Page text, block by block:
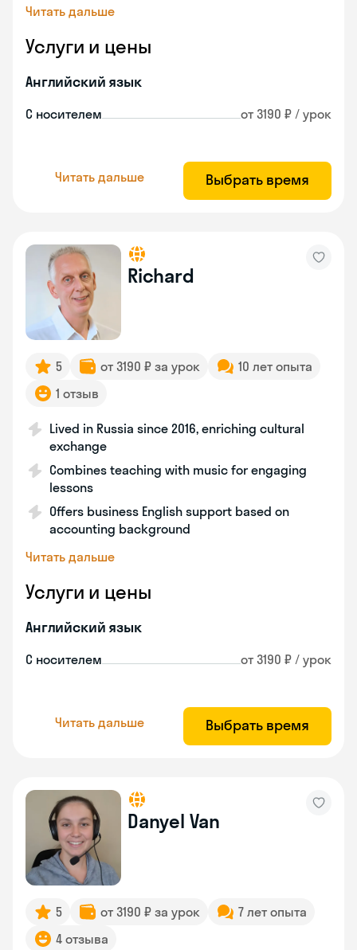
Читать дальше
Услуги и цены
Английский язык
С носителем от 3190 ₽ / урок
Читать дальше Выбрать время
Richard
5 от 3190 ₽ за урок
10 лет опыта
1 отзыв
Lived in Russia since 2016, enriching cultural
exchange
Combines teaching with music for engaging
lessons
Offers business English support based on
accounting background
Читать дальше
Услуги и цены
Английский язык
С носителем от 3190 ₽ / урок
Читать дальше Выбрать время
Danyel Van
5 от 3190 ₽ за урок
7 лет опыта
4 отзыва